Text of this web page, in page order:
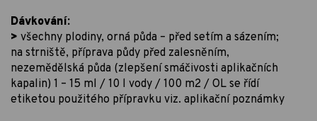
Dávkování:
> všechny plodiny, orná půda – před setím a sázením;
na strniště, příprava půdy před zalesněním,
nezemědělská půda (zlepšení smáčivosti aplikačních
kapalin) 1 – 15 ml / 10 l vody / 100 m2 / OL se řídí
etiketou použitého přípravku viz. aplikační poznámky